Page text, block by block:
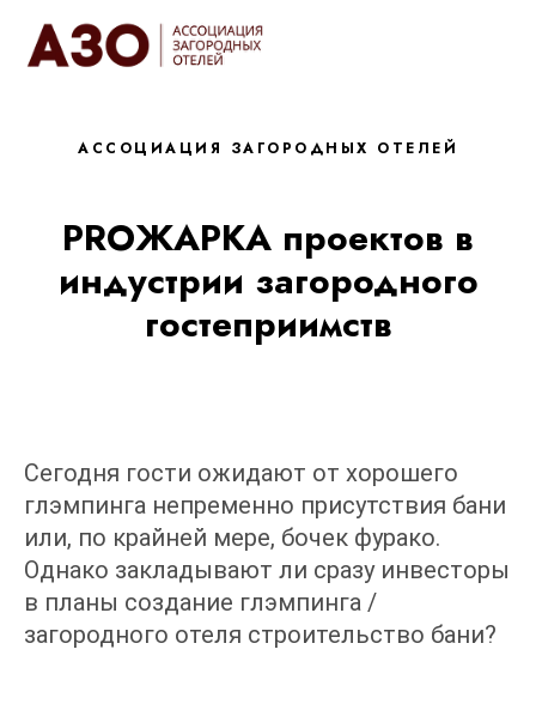
АССОЦИАЦИЯ ЗАГОРОДНЫХ ОТЕЛЕЙ
PROЖАРКА проектов в
индустрии загородного
гостеприимств
Сегодня гости ожидают от хорошего
глэмпинга непременно присутствия бани
или, по крайней мере, бочек фурако.
Однако закладывают ли сразу инвесторы
в планы создание глэмпинга /
загородного отеля строительство бани?